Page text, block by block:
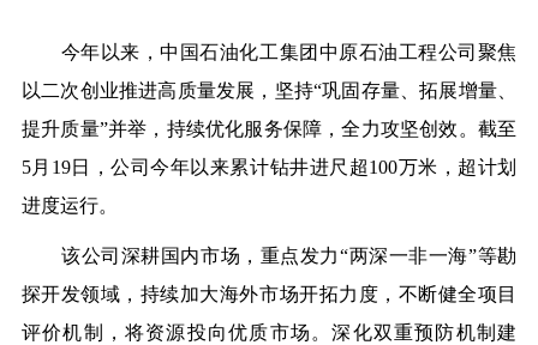
今年以来，中国石油化工集团中原石油工程公司聚焦
以二次创业推进高质量发展，坚持“巩固存量、拓展增量、
提升质量”并举，持续优化服务保障，全力攻坚创效。截至
5月19日，公司今年以来累计钻井进尺超100万米，超计划
进度运行。
该公司深耕国内市场，重点发力“两深一非一海”等勘
探开发领域，持续加大海外市场开拓力度，不断健全项目
评价机制，将资源投向优质市场。深化双重预防机制建